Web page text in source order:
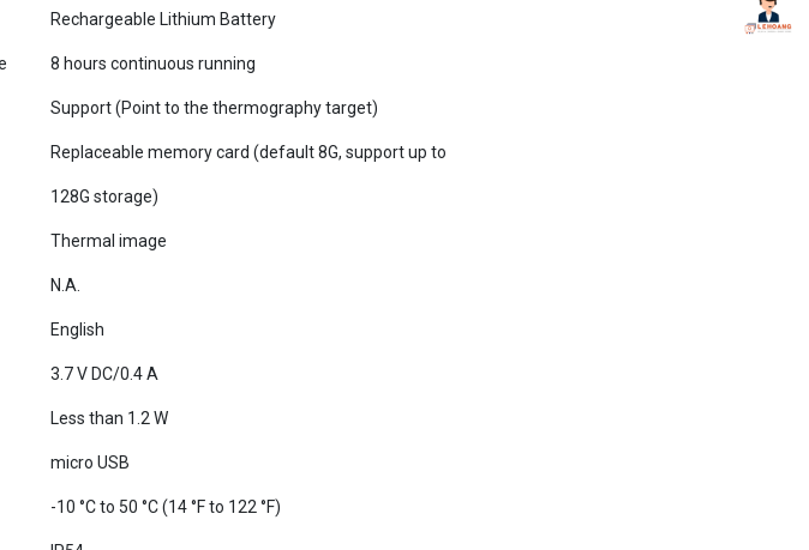
8 hours continuous running
Support (Point to the thermography target)
Replaceable memory card (default 8G, support up to
128G storage)
Thermal image
N.A.
English
3.7 V DC/0.4 A
Less than 1.2 W
micro USB
-10 °C to 50 °C (14 °F to 122 °F)
IP54